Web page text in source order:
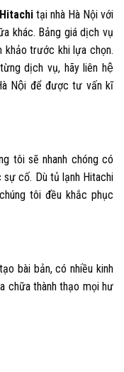
tại nhà Hà Nội với
khác. Bảng giá dịch vụ
khảo trước khi lựa chọn.
dịch vụ, hãy liên hệ
Nội để được tư vấn kĩ
tôi sẽ nhanh chóng có
cố. Dù tủ lạnh Hitachi
tôi đều khắc phục
bài bản, có nhiều kinh
chữa thành thạo mọi hư